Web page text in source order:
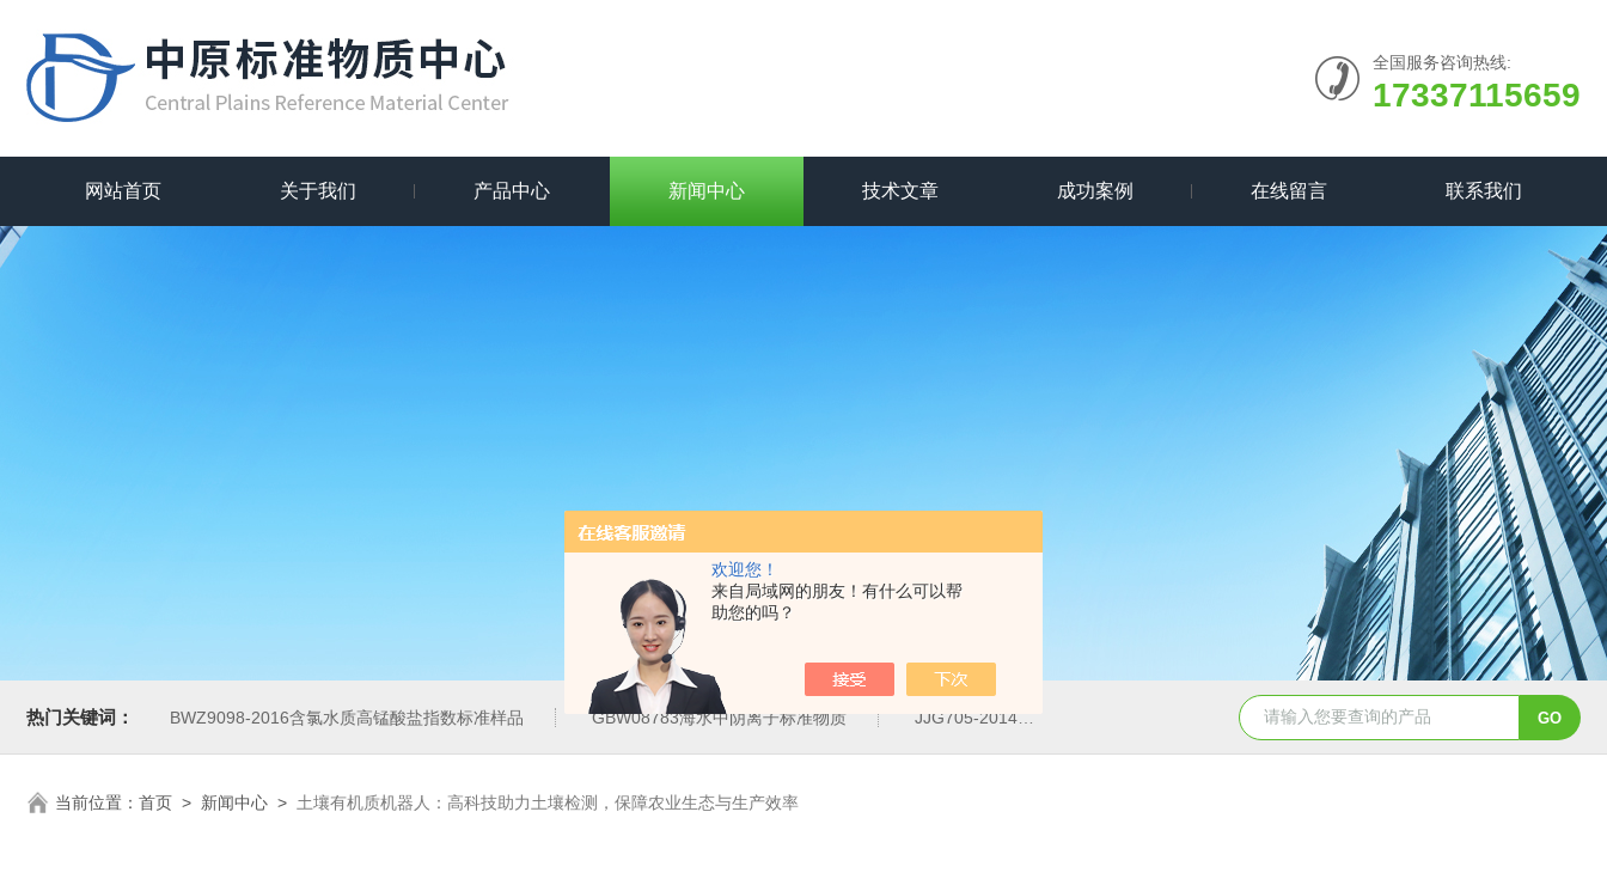
欢迎您！
来自局域网的朋友！有什么可以帮
助您的吗？
全国服务咨询热线:
17337115659
网站首页 关于我们 产品中心 新闻中心 技术文章 成功案例 在线留言 联系我们
热门关键词： BWZ9098-2016含氯水质高锰酸盐指数标准样品 GBW08783海水中阴离子标准物质 JJG705-2014液相色谱仪紫外检测线性范围标准溶液 QD11-41B磁铁精矿冶金标准样
当前位置： 首页 > 新闻中心 > 土壤有机质机器人：高科技助力土壤检测，保障农业生态与生产效率